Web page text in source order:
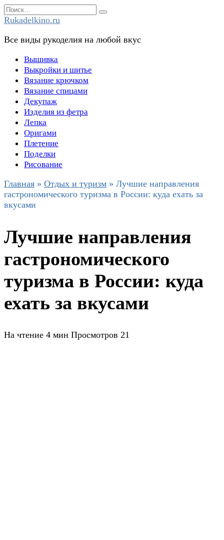
Перейти
к
Search
for:
Rukadelkino.ru
Все виды рукоделия на любой вкус
Вышивка
Выкройки и шитье
Вязание крючком
Вязание спицами
Декупаж
Изделия из фетра
Лепка
Оригами
Плетение
Поделки
Рисование
Главная » Отдых и туризм » Лучшие направления
гастрономического туризма в России: куда ехать за
вкусами
Лучшие направления
гастрономического
туризма в России: куда
ехать за вкусами
На чтение 4 мин Просмотров 21